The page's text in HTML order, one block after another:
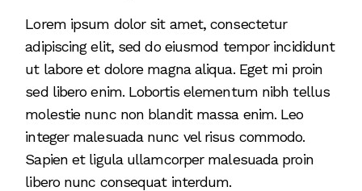
Lorem ipsum dolor sit amet, consectetur
adipiscing elit, sed do eiusmod tempor incididunt
ut labore et dolore magna aliqua. Eget mi proin
sed libero enim. Lobortis elementum nibh tellus
molestie nunc non blandit massa enim. Leo
integer malesuada nunc vel risus commodo.
Sapien et ligula ullamcorper malesuada proin
libero nunc consequat interdum.